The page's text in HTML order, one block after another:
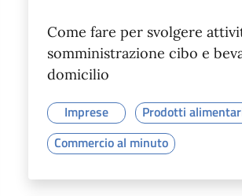
Come fare per svolgere
somministrazione cibo e
domicilio
Imprese
Prodotti
Commercio al minuto